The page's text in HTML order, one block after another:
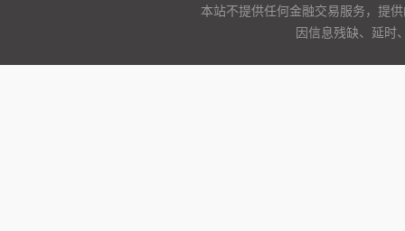
本站不提供任何金融交易服务，提
因信息残缺、延时